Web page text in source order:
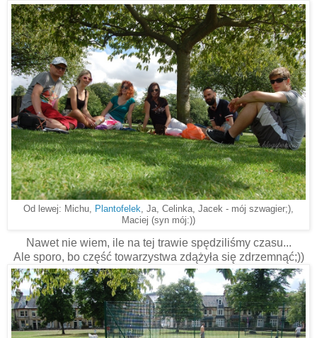
Od lewej: Michu, Plantofelek, Ja, Celinka, Jacek - mój szwagier;),
Maciej (syn mój:))
Nawet nie wiem, ile na tej trawie spędziliśmy czasu...
Ale sporo, bo część towarzystwa zdążyła się zdrzemnąć;))